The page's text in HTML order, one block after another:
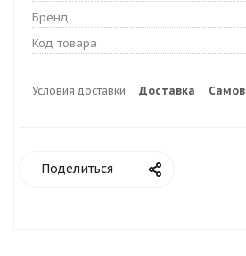
Бренд
Код товара
Условия доставки Доставка
Поделиться